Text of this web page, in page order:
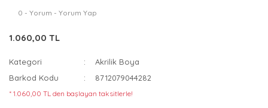
0 - Yorum - Yorum Yap
1.060,00 TL
Kategori
Akrilik Boya
Barkod Kodu
8712079044282
* 1.060,00 TL den başlayan taksitlerle!